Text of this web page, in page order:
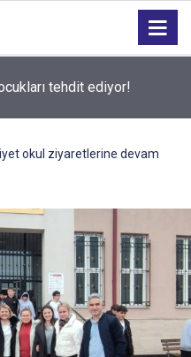
tehdit ediyor!
sonuçları açıklandı
okul ziyaretlerine devam